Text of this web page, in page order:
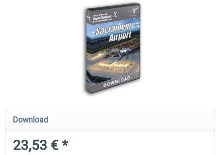
Airports of Mexico City & Central
28,65 € *
US Cities X - Chicago
Download
23,53 € *